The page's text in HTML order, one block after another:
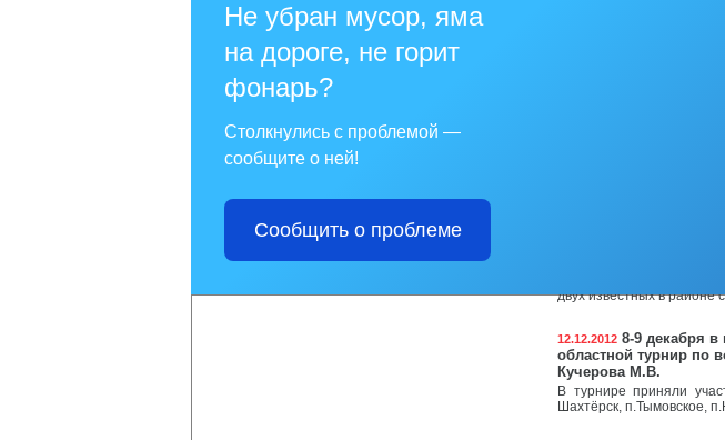
Не убран мусор, яма
на дороге, не горит
фонарь?
Столкнулись с проблемой —
сообщите о ней!
Сообщить о проблеме
двух известных в районе
12.12.2012 8-9 декабря
областной турнир по
Кучерова М.В.
В турнире приняли
Шахтёрск, п.Тымовское,